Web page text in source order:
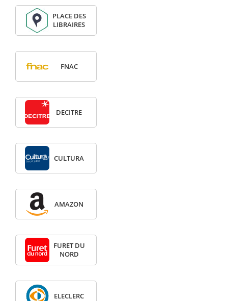
PLACE DES
LIBRAIRES
FNAC
DECITRE
CULTURA
AMAZON
FURET DU
NORD
ELECLERC